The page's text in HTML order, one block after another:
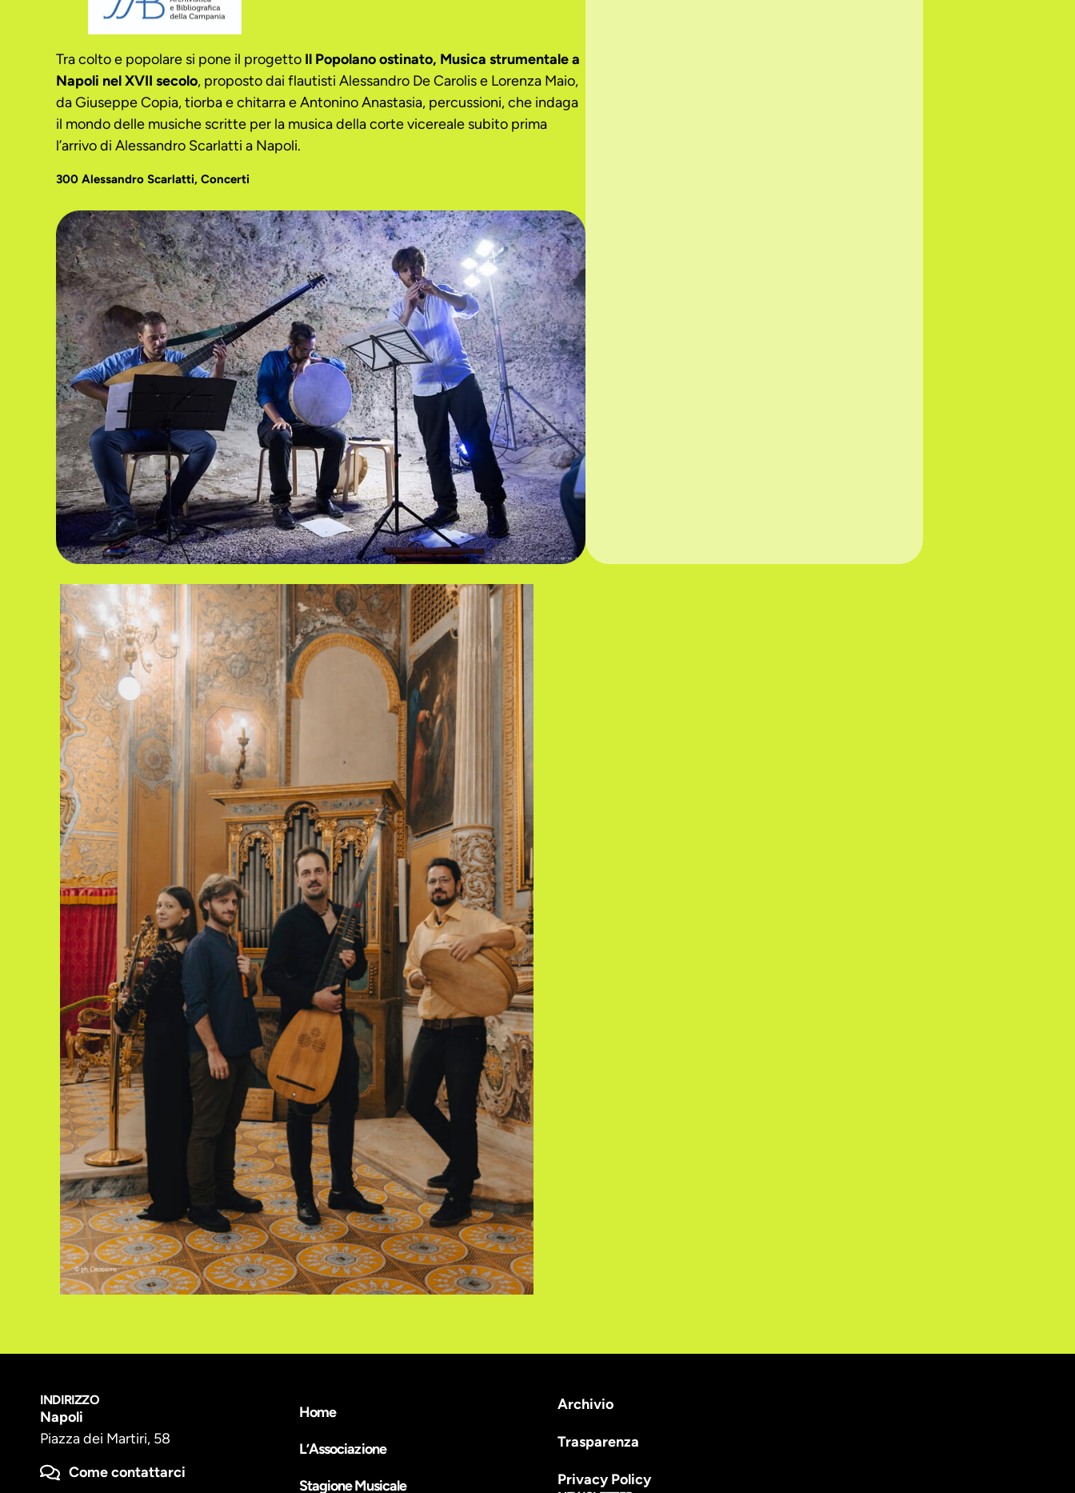
Tra colto e popolare si pone il progetto Il Popolano ostinato, Musica strumentale a
Napoli nel XVII secolo, proposto dai flautisti Alessandro De Carolis e Lorenza Maio,
da Giuseppe Copia, tiorba e chitarra e Antonino Anastasia, percussioni, che indaga
il mondo delle musiche scritte per la musica della corte vicereale subito prima
l’arrivo di Alessandro Scarlatti a Napoli.
300 Alessandro Scarlatti, Concerti
INDIRIZZO
Napoli
Piazza dei Martiri, 58
Come contattarci
Home
L’Associazione
Stagione Musicale
Archivio
Trasparenza
Privacy Policy